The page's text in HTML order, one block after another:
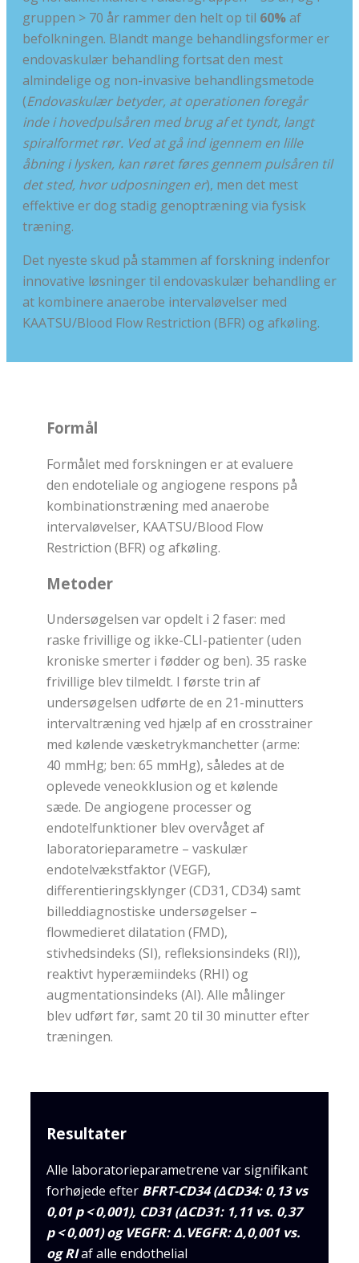
gruppen > 70 år rammer den helt op til 60%af
befolkningen. Blandt mange behandlingsformer er
endovaskulær behandling fortsat den mest
almindelige og non-invasive behandlingsmetode
(Endovaskulær betyder, at operationen foregår
inde i hovedpulsåren med brug af et tyndt, langt
spiralformet rør. Ved at gå ind igennem en lille
åbning i lysken, kan røret føres gennem pulsåren til
det sted, hvor udposningen er), men det mest
effektive er dog stadig genoptræning via fysisk
træning.
Det nyeste skud på stammen af forskning indenfor
innovative løsninger til endovaskulær behandling er
at kombinere anaerobe intervaløvelser med
KAATSU/Blood Flow Restriction (BFR) og afkøling.
Formål
Formålet med forskningen er at evaluere
den endoteliale og angiogene respons på
kombinationstræning med anaerobe
intervaløvelser, KAATSU/Blood Flow
Restriction (BFR) og afkøling.
Metoder
Undersøgelsen var opdelt i 2 faser: med
raske frivillige og ikke-CLI-patienter (uden
kroniske smerter i fødder og ben). 35 raske
frivillige blev tilmeldt. I første trin af
undersøgelsen udførte de en 21-minutters
intervaltræning ved hjælp af en crosstrainer
med kølende væsketrykmanchetter (arme:
40 mmHg; ben: 65 mmHg), således at de
oplevede veneokklusion og et kølende
sæde. De angiogene processer og
endotelfunktioner blev overvåget af
laboratorieparametre – vaskulær
endotelvækstfaktor (VEGF),
differentieringsklynger (CD31, CD34) samt
billeddiagnostiske undersøgelser –
flowmedieret dilatation (FMD),
stivhedsindeks (SI), refleksionsindeks (RI)),
reaktivt hyperæmiindeks (RHI) og
augmentationsindeks (AI). Alle målinger
blev udført før, samt 20 til 30 minutter efter
træningen.
Resultater
Alle laboratorieparametrene var signifikant
forhøjede efter BFRT-CD34 (ΔCD34: 0,13 vs
0,01 p < 0,001), CD31 (ΔCD31: 1,11 vs. 0,37
p < 0,001) og VEGFR: Δ.VEGFR: Δ,0,001 vs.
og RIaf alle endothelial